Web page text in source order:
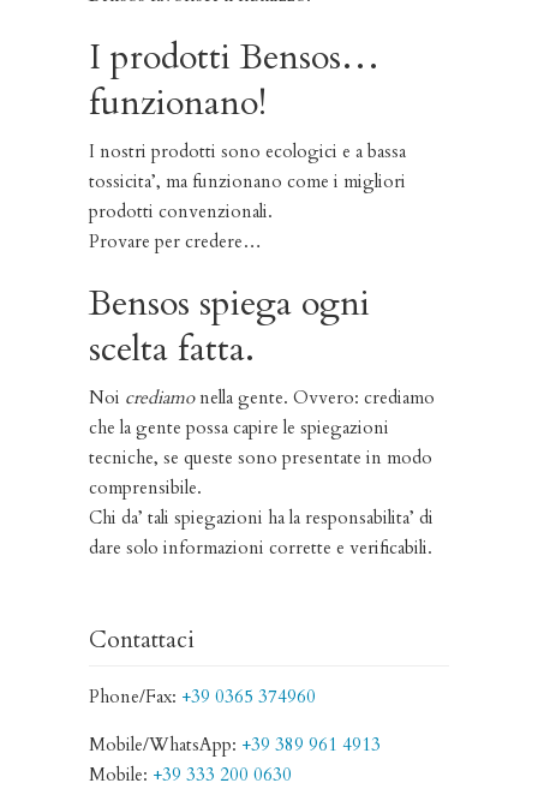
I prodotti Bensos…
funzionano!
I nostri prodotti sono ecologici e a bassa
tossicita’, ma funzionano come i migliori
prodotti convenzionali.
Provare per credere…
Bensos spiega ogni
scelta fatta.
Noi crediamonella gente. Ovvero: crediamo
che la gente possa capire le spiegazioni
tecniche, se queste sono presentate in modo
comprensibile.
Chi da’ tali spiegazioni ha la responsabilita’ di
dare solo informazioni corrette e verificabili.
Contattaci
Phone/Fax: +39 0365 374960
Mobile/WhatsApp: +39 389 961 4913
Mobile: +39 333 200 0630